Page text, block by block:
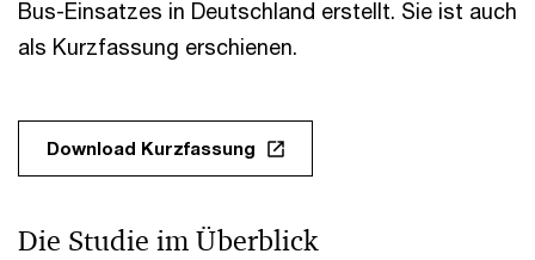
Bus-Einsatzes in Deutschland erstellt. Sie ist auch
als Kurzfassung erschienen.
Download Kurzfassung
Die Studie im Überblick